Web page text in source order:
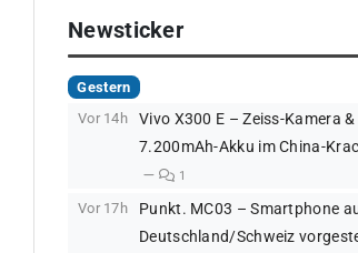
Newsticker
Gestern
Vor 14h
Vivo X300 E – Zeiss-Kamera &
7.200mAh-Akku im China-
1
Vor 17h
Punkt. MC03 – Smartphone
Deutschland/Schweiz